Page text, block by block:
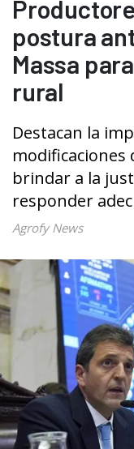
postura
Massa
rural
Destacan la
modificaciones
brindar a la
responder
Agrofy News